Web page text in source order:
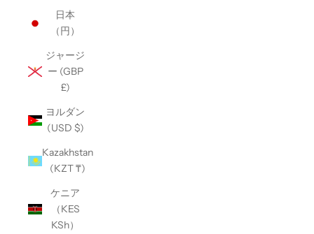
日本
（円）
ジャージ
ー (GBP
£)
ヨルダン
(USD $)
Kazakhstan
(KZT ₸)
ケニア
（KES
KSh）